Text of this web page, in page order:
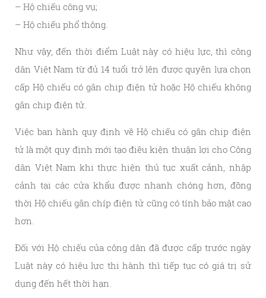
– Hộ chiếu công vụ;
– Hộ chiếu phổ thông.
Như vậy, đến thời điểm Luật này có hiệu lực, thì công
dân Việt Nam từ đủ 14 tuổi trở lên được quyền lựa chọn
cấp Hộ chiếu có gắn chip điện tử hoặc Hộ chiếu không
gắn chip điện tử.
Việc ban hành quy định về Hộ chiếu có gắn chip điện
tử là một quy định mới tạo điều kiện thuận lợi cho Công
dân Việt Nam khi thực hiện thủ tục xuất cảnh, nhập
cảnh tại các cửa khẩu được nhanh chóng hơn, đồng
thời Hộ chiếu gắn chíp điện tử cũng có tính bảo mật cao
hơn.
Đối với Hộ chiếu của công dân đã được cấp trước ngày
Luật này có hiệu lực thi hành thì tiếp tục có giá trị sử
dụng đến hết thời hạn.